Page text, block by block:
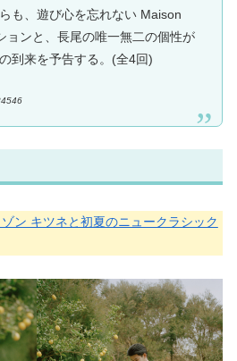
も、遊び心を忘れない Maison
ョンと、長尾の唯一無二の個性が
到来を予告する。(全4回)
ン キツネと初夏のニュークラシック